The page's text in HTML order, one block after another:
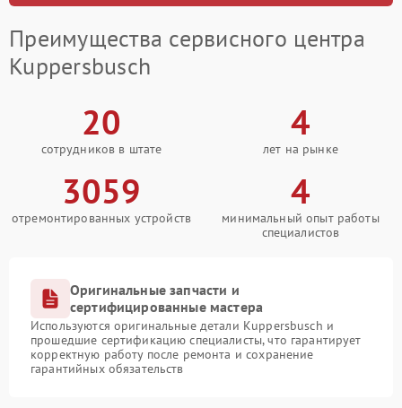
Преимущества сервисного центра
Kuppersbusch
20
сотрудников в штате
4
лет на рынке
3059
отремонтированных устройств
4
минимальный опыт работы
специалистов
Оригинальные запчасти и
сертифицированные мастера
Используются оригинальные детали Kuppersbusch и
прошедшие сертификацию специалисты, что гарантирует
корректную работу после ремонта и сохранение
гарантийных обязательств